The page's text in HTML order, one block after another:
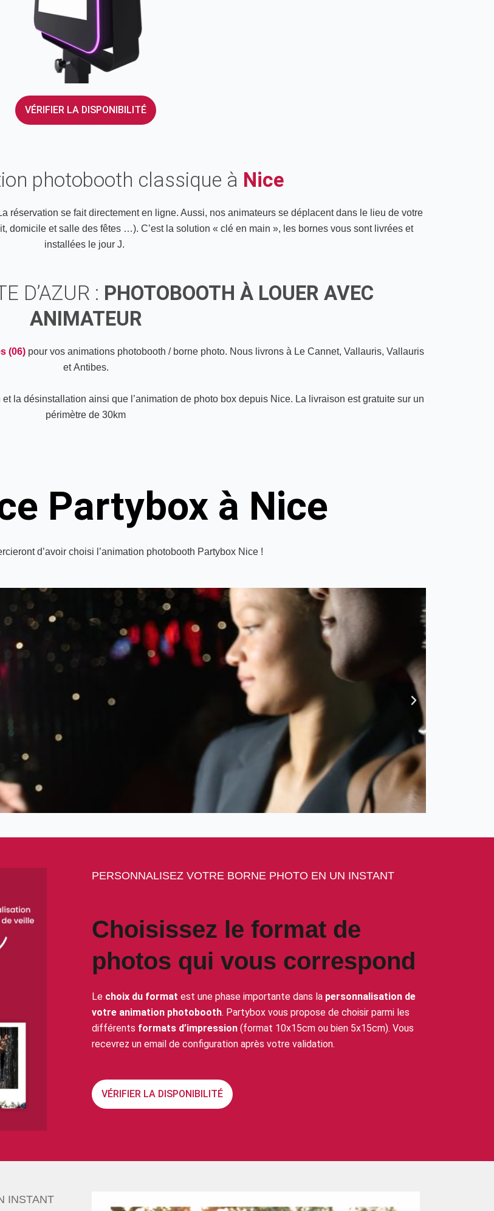
VÉRIFIER LA DISPONIBILITÉ
photobooth classique à Nice
réservation se fait directement en ligne. Aussi, nos animateurs se déplacent dans le lieu de votre
domicile et salle des fêtes …). C’est la solution « clé en main », les bornes vous sont livrées et
installées le jour J.
D’AZUR : PHOTOBOOTH À LOUER AVEC
ANIMATEUR
(06)pour vos animations photobooth / borne photo. Nous livrons à Le Cannet, Vallauris, Vallauris
et Antibes.
la désinstallation ainsi que l’animation de photo box depuis Nice. La livraison est gratuite sur un
périmètre de 30km
Partybox à Nice
d’avoir choisi l’animation photobooth Partybox Nice !
PERSONNALISEZ VOTRE BORNE PHOTO EN UN INSTANT
Choisissez le format de
photos qui vous correspond
Le choix du format est une phase importante dans la personnalisation de
votre animation photobooth. Partybox vous propose de choisir parmi les
différents formats d’impression (format 10x15cm ou bien 5x15cm). Vous
recevrez un email de configuration après votre validation.
VÉRIFIER LA DISPONIBILITÉ
INSTANT